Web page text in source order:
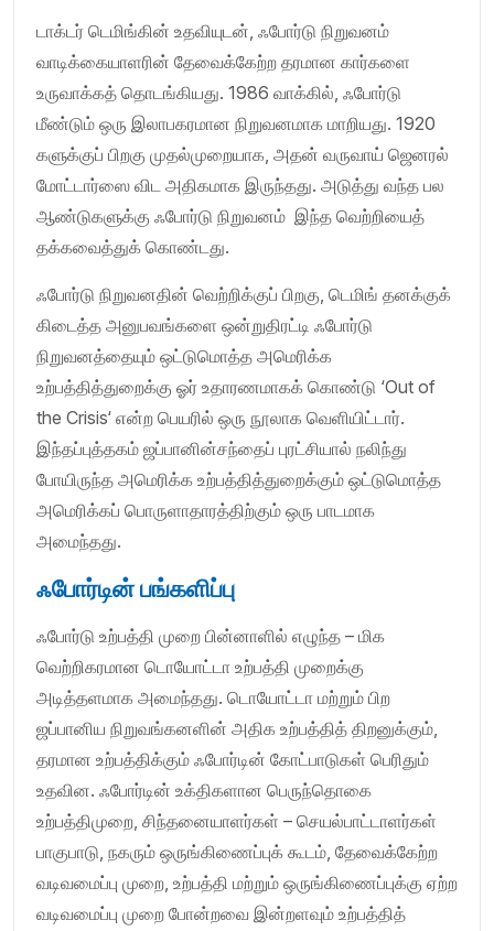
டாக்டர் டெமிங்கின் உதவியுடன், ஃபோர்டு நிறுவனம்
வாடிக்கையாளரின் தேவைக்கேற்ற தரமான கார்களை
உருவாக்கத் தொடங்கியது. 1986 வாக்கில், ஃபோர்டு
மீண்டும் ஒரு இலாபகரமான நிறுவனமாக மாறியது. 1920
களுக்குப் பிறகு முதல்முறையாக, அதன் வருவாய் ஜெனரல்
மோட்டார்ஸை விட அதிகமாக இருந்தது. அடுத்து வந்த பல
ஆண்டுகளுக்கு ஃபோர்டு நிறுவனம் இந்த வெற்றியைத்
தக்கவைத்துக் கொண்டது.
ஃபோர்டு நிறுவனதின் வெற்றிக்குப் பிறகு, டெமிங் தனக்குக்
கிடைத்த அனுபவங்களை ஒன்றுதிரட்டி ஃபோர்டு
நிறுவனத்தையும் ஒட்டுமொத்த அமெரிக்க
உற்பத்தித்துறைக்கு ஓர் உதாரணமாகக் கொண்டு ‘Out of
the Crisis‘ என்ற பெயரில் ஒரு நூலாக வெளியிட்டார்.
இந்தப்புத்தகம் ஜப்பானின்சந்தைப் புரட்சியால் நலிந்து
போயிருந்த அமெரிக்க உற்பத்தித்துறைக்கும் ஒட்டுமொத்த
அமெரிக்கப் பொருளாதாரத்திற்கும் ஒரு பாடமாக
அமைந்தது.
ஃபோர்டின் பங்களிப்பு
ஃபோர்டு உற்பத்தி முறை பின்னாளில் எழுந்த – மிக
வெற்றிகரமான டொயோட்டா உற்பத்தி முறைக்கு
அடித்தளமாக அமைந்தது. டொயோட்டா மற்றும் பிற
ஜப்பானிய நிறுவங்கனளின் அதிக உற்பத்தித் திறனுக்கும்,
தரமான உற்பத்திக்கும் ஃபோர்டின் கோட்பாடுகள் பெரிதும்
உதவின. ஃபோர்டின் உக்திகளான பெருந்தொகை
உற்பத்திமுறை, சிந்தனையாளர்கள் – செயல்பாட்டாளர்கள்
பாகுபாடு, நகரும் ஒருங்கிணைப்புக் கூடம், தேவைக்கேற்ற
வடிவமைப்பு முறை, உற்பத்தி மற்றும் ஒருங்கிணைப்புக்கு ஏற்ற
வடிவமைப்பு முறை போன்றவை இன்றளவும் உற்பத்தித்